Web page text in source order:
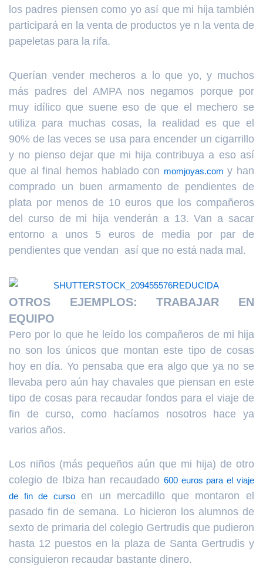
los padres piensen como yo así que mi hija también
participará en la venta de productos ye n la venta de
papeletas para la rifa.
Querían vender mecheros a lo que yo, y muchos
más padres del AMPA nos negamos porque por
muy idílico que suene eso de que el mechero se
utiliza para muchas cosas, la realidad es que el
90% de las veces se usa para encender un cigarrillo
y no pienso dejar que mi hija contribuya a eso así
que al final hemos hablado con momjoyas.com y han
comprado un buen armamento de pendientes de
plata por menos de 10 euros que los compañeros
del curso de mi hija venderán a 13. Van a sacar
entorno a unos 5 euros de media por par de
pendientes que vendan así que no está nada mal.
OTROS EJEMPLOS: TRABAJAR EN
EQUIPO
Pero por lo que he leído los compañeros de mi hija
no son los únicos que montan este tipo de cosas
hoy en día. Yo pensaba que era algo que ya no se
llevaba pero aún hay chavales que piensan en este
tipo de cosas para recaudar fondos para el viaje de
fin de curso, como hacíamos nosotros hace ya
varios años.
Los niños (más pequeños aún que mi hija) de otro
colegio de Ibiza han recaudado 600 euros para el viaje
de fin de cursoen un mercadillo que montaron el
pasado fin de semana. Lo hicieron los alumnos de
sexto de primaria del colegio Gertrudis que pudieron
hasta 12 puestos en la plaza de Santa Gertrudis y
consiguieron recaudar bastante dinero.